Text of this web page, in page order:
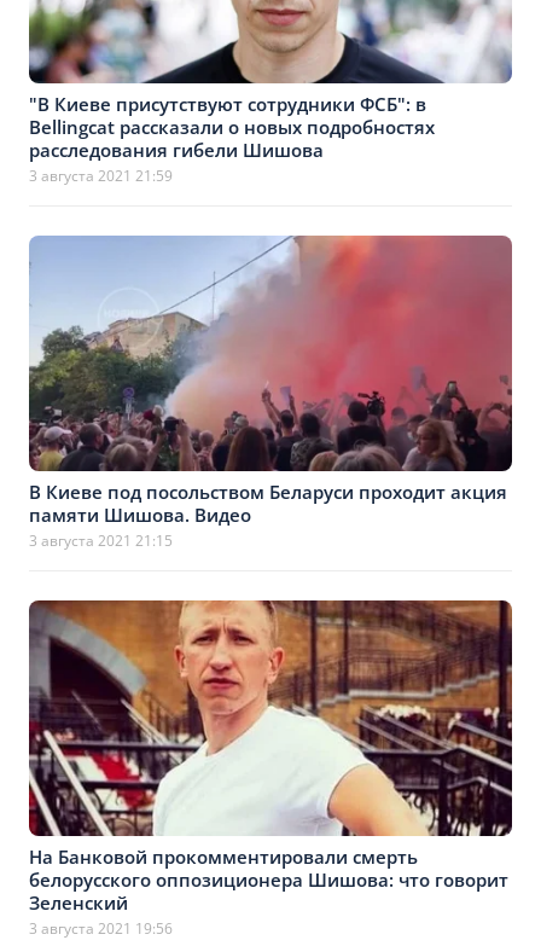
"В Киеве присутствуют сотрудники ФСБ": в
Bellingcat рассказали о новых подробностях
расследования гибели Шишова
3 августа 2021 21:59
В Киеве под посольством Беларуси проходит акция
памяти Шишова. Видео
3 августа 2021 21:15
На Банковой прокомментировали смерть
белорусского оппозиционера Шишова: что говорит
Зеленский
3 августа 2021 19:56